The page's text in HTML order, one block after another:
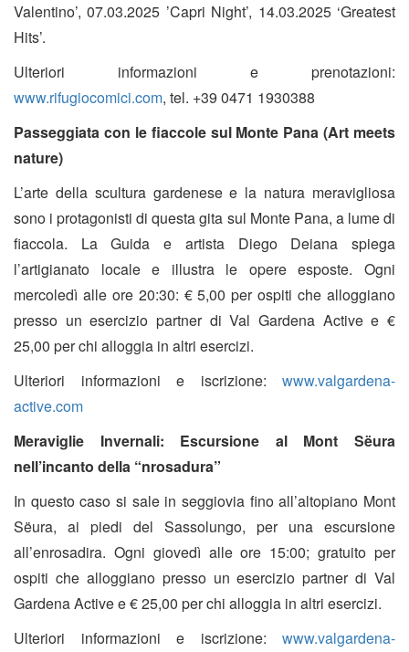
Valentino’, 07.03.2025 ’Capri Night’, 14.03.2025 ‘Greatest
Hits’.
Ulteriori informazioni e prenotazioni:
www.rifugiocomici.com, tel. +39 0471 1930388
Passeggiata con le fiaccole sul Monte Pana (Art meets
nature)
L’arte della scultura gardenese e la natura meravigliosa
sono i protagonisti di questa gita sul Monte Pana, a lume di
fiaccola. La Guida e artista Diego Deiana spiega
l’artigianato locale e illustra le opere esposte. Ogni
mercoledì alle ore 20:30: € 5,00 per ospiti che alloggiano
presso un esercizio partner di Val Gardena Active e €
25,00 per chi alloggia in altri esercizi.
Ulteriori informazioni e iscrizione: www.valgardena-
active.com
Meraviglie Invernali: Escursione al Mont Sëura
nell’incanto della “nrosadura”
In questo caso si sale in seggiovia fino all’altopiano Mont
Sëura, ai piedi del Sassolungo, per una escursione
all’enrosadira. Ogni giovedì alle ore 15:00; gratuito per
ospiti che alloggiano presso un esercizio partner di Val
Gardena Active e € 25,00 per chi alloggia in altri esercizi.
Ulteriori informazioni e iscrizione: www.valgardena-